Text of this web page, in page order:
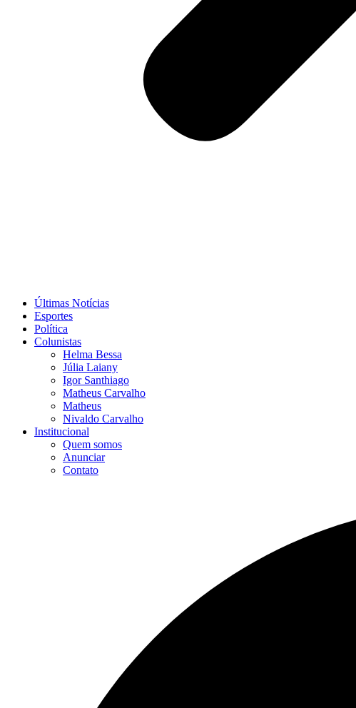
Últimas Notícias
Esportes
Política
Colunistas
Helma Bessa
Júlia Laiany
Igor Santhiago
Matheus Carvalho
Matheus
Nivaldo Carvalho
Institucional
Quem somos
Anunciar
Contato